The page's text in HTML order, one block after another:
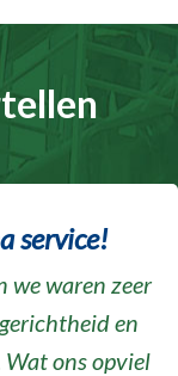
service!
we waren zeer
en
ons opviel